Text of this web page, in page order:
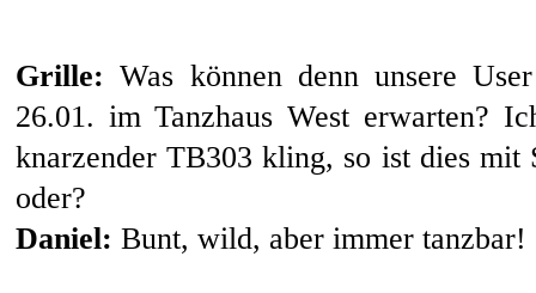
Grille: Was können denn unsere
26.01. im Tanzhaus West erwarten?
knarzender TB303 kling, so ist dies mit
oder?
Daniel: Bunt, wild, aber immer tanzbar!